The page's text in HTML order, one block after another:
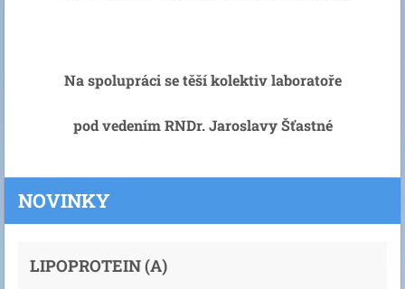
Na spolupráci se těší kolektiv laboratoře
pod vedením RNDr. Jaroslavy Šťastné
NOVINKY
LIPOPROTEIN (A)